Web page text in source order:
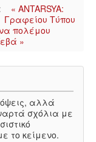
« ANTARSYA:
Γραφείου Τύπου
πολέμου
»
αλλά
σχόλια με
το κείμενο.